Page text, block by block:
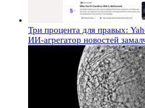
Три процента для правых:
ИИ-агрегатор новостей